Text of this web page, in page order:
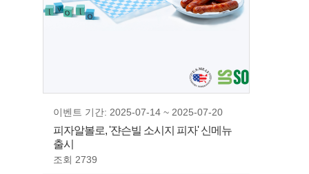
이벤트 기간: 2025-07-14 ~ 2025-07-20
피자알볼로, '쟌슨빌 소시지 피자' 신메뉴
출시
조회 2739